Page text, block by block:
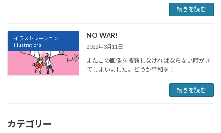
続きを読む
イラストレーション
illustrations
NO WAR!
2022年3月11日
またこの画像を披露しなければならない時がき
てしまいました。どうか平和を！
続きを読む
カテゴリー